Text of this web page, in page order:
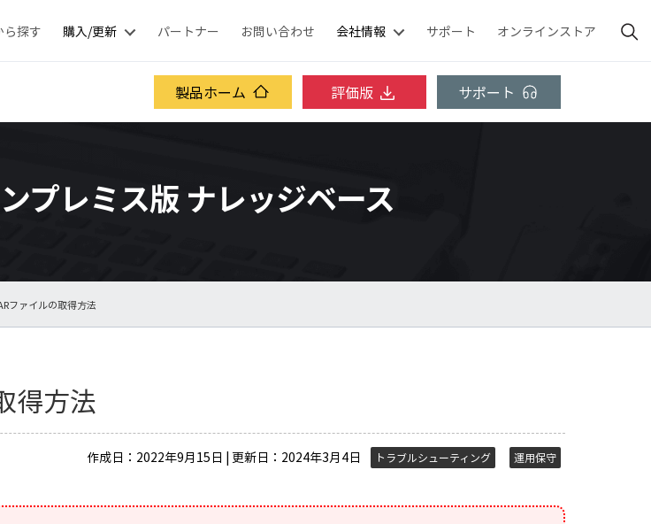
ら探す 購入/更新 パートナー お問い合わせ 会社情報 サポート オンラインストア
製品ホーム 評価版 サポート
プレミス版 ナレッジベース
ファイルの取得方法
得方法
作成日：2022年9月15日 | 更新日：2024年3月4日 トラブルシューティング 運用保守